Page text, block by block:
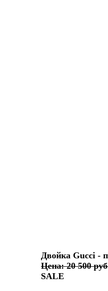
Двойка Gucci -
Цена: 20 500
SALE